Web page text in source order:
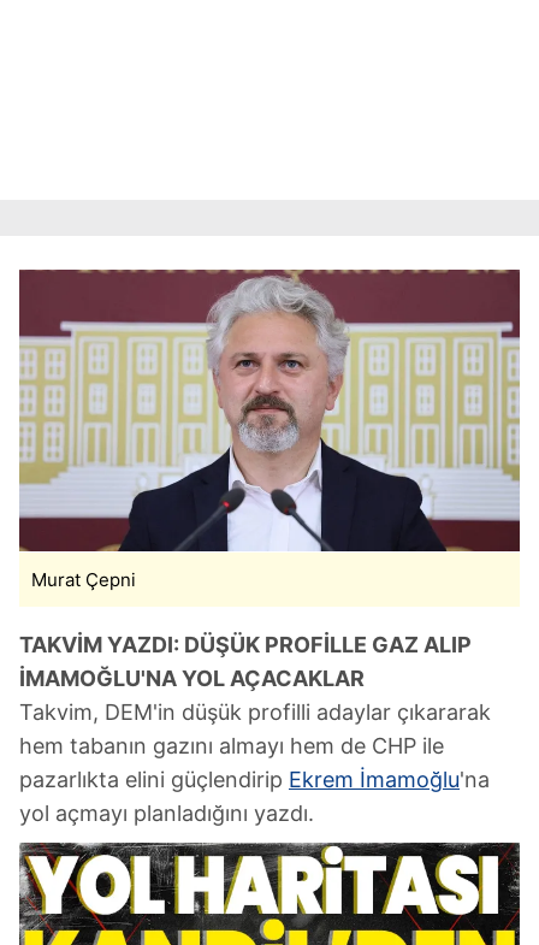
Murat Çepni
TAKVİM YAZDI: DÜŞÜK PROFİLLE GAZ ALIP
İMAMOĞLU'NA YOL AÇACAKLAR
Takvim, DEM'in düşük profilli adaylar çıkararak
hem tabanın gazını almayı hem de CHP ile
pazarlıkta elini güçlendirip Ekrem İmamoğlu'na
yol açmayı planladığını yazdı.